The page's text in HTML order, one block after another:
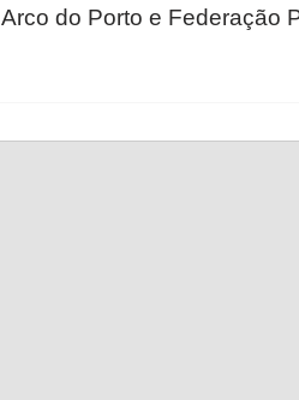
Arco do Porto e Federação